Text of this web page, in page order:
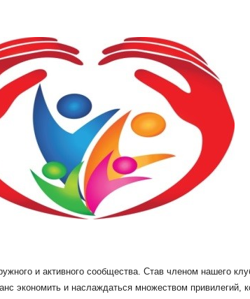
и активного сообщества. Став членом нашего
экономить и наслаждаться множеством привилегий,